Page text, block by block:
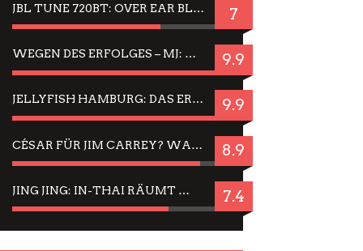
JBL TUNE 720BT: OVER EAR BLUETOOTH KOPFHÖRER UM DIE 50,-€ IM DAUER-TEST 7
WEGEN DES ERFOLGES – MJ: MICHAEL JACKSON MUSICAL IN EINER MATINEE SEHEN 9.9
JELLYFISH HAMBURG: DAS ERFOLGREICHE SOMMER-MENÜ 2025 IN GEFÜHLEN UND BILDERN 9.9
CÉSAR FÜR JIM CARREY? WARUM DAS EINER DER NERVIGSTEN ACTORS IST UND BLEIBT 8.9
JING JING: IN-THAI RÄUMT WIEDER TITEL AB – EIN ZWEI-STUNDEN-ERLEBNISBERICHT 7.4